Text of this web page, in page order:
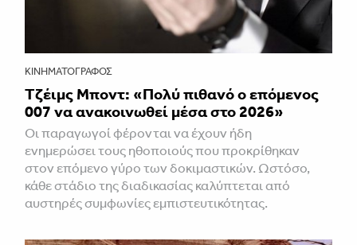
ΚΙΝΗΜΑΤΟΓΡΆΦΟΣ
Τζέιμς Μποντ: «Πολύ πιθανό ο επόμενος
007 να ανακοινωθεί μέσα στο 2026»
Οι παραγωγοί φέρονται να έχουν ήδη
ενημερώσει τους ηθοποιούς που προκρίθηκαν
στον επόμενο γύρο των δοκιμαστικών. Ωστόσο,
κάθε στάδιο της διαδικασίας καλύπτεται από
αυστηρές συμφωνίες εμπιστευτικότητας.